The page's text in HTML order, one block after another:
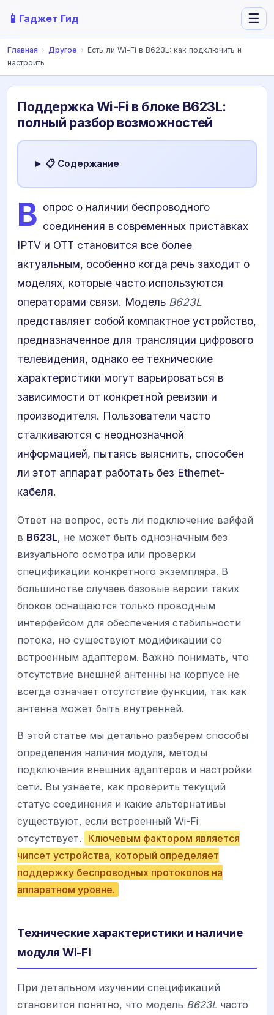
📱 Гаджет Гид ☰
Главная › Другое › Есть ли Wi-Fi в B623L: как подключить и
настроить
Поддержка Wi-Fi в блоке B623L:
полный разбор возможностей
📋 Содержание
В опрос о наличии беспроводного
соединения в современных приставках
IPTV и OTT становится все более
актуальным, особенно когда речь заходит о
моделях, которые часто используются
операторами связи. Модель B623L
представляет собой компактное устройство,
предназначенное для трансляции цифрового
телевидения, однако ее технические
характеристики могут варьироваться в
зависимости от конкретной ревизии и
производителя. Пользователи часто
сталкиваются с неоднозначной
информацией, пытаясь выяснить, способен
ли этот аппарат работать без Ethernet-
кабеля.
Ответ на вопрос, есть ли подключение вайфай
в B623L, не может быть однозначным без
визуального осмотра или проверки
спецификации конкретного экземпляра. В
большинстве случаев базовые версии таких
блоков оснащаются только проводным
интерфейсом для обеспечения стабильности
потока, но существуют модификации со
встроенным адаптером. Важно понимать, что
отсутствие внешней антенны на корпусе не
всегда означает отсутствие функции, так как
антенна может быть внутренней.
В этой статье мы детально разберем способы
определения наличия модуля, методы
подключения внешних адаптеров и настройки
сети. Вы узнаете, как проверить текущий
статус соединения и какие альтернативы
существуют, если встроенный Wi-Fi
отсутствует.
Ключевым фактором является
чипсет устройства, который определяет
поддержку беспроводных протоколов на
аппаратном уровне.
Технические характеристики и наличие
модуля Wi-Fi
При детальном изучении спецификаций
становится понятно, что модель B623L часто